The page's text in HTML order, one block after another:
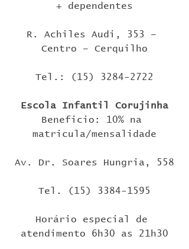
+ dependentes
R. Achiles Audi, 353 –
Centro – Cerquilho
Tel.: (15) 3284-2722
Escola Infantil Corujinha
Beneficio: 10% na
matricula/mensalidade
Av. Dr. Soares Hungria, 558
Tel. (15) 3384-1595
Horário especial de
atendimento 6h30 as 21h30